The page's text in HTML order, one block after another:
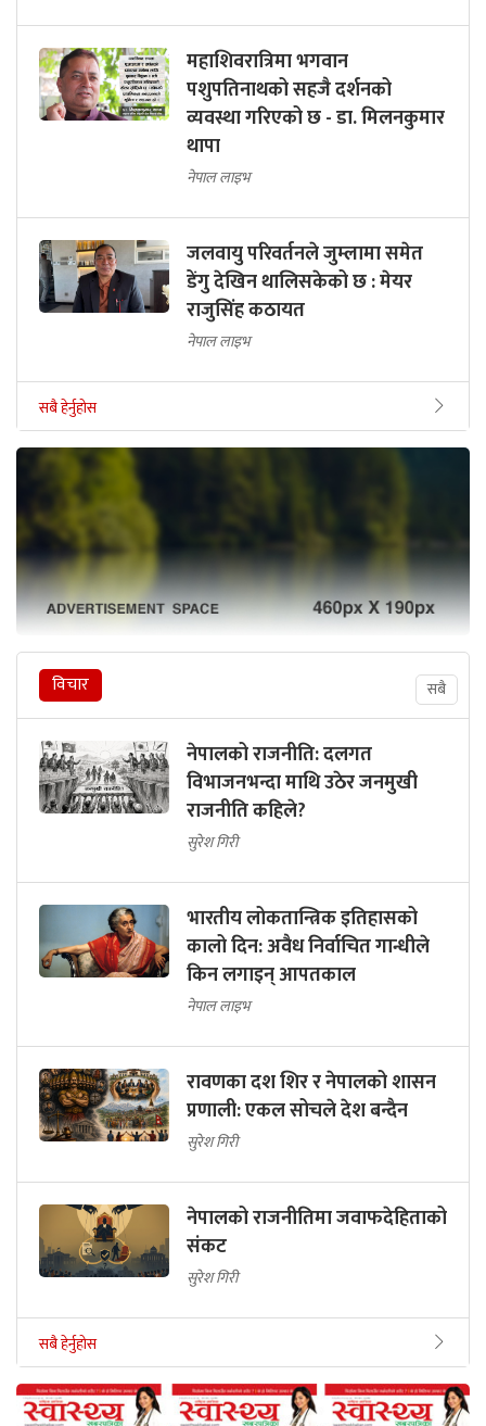
महाशिवरात्रिमा भगवान
पशुपतिनाथको सहजै दर्शनको
व्यवस्था गरिएको छ - डा. मिलनकुमार
थापा
नेपाल लाइभ
जलवायु परिवर्तनले जुम्लामा समेत
डेंगु देखिन थालिसकेको छ : मेयर
राजुसिंह कठायत
नेपाल लाइभ
सबै हेर्नुहोस
विचार सबै
नेपालको राजनीति: दलगत
विभाजनभन्दा माथि उठेर जनमुखी
राजनीति कहिले?
सुरेश गिरी
भारतीय लोकतान्त्रिक इतिहासको
कालो दिन: अवैध निर्वाचित गान्धीले
किन लगाइन् आपतकाल
नेपाल लाइभ
रावणका दश शिर र नेपालको शासन
प्रणाली: एकल सोचले देश बन्दैन
सुरेश गिरी
नेपालको राजनीतिमा जवाफदेहिताको
संकट
सुरेश गिरी
सबै हेर्नुहोस